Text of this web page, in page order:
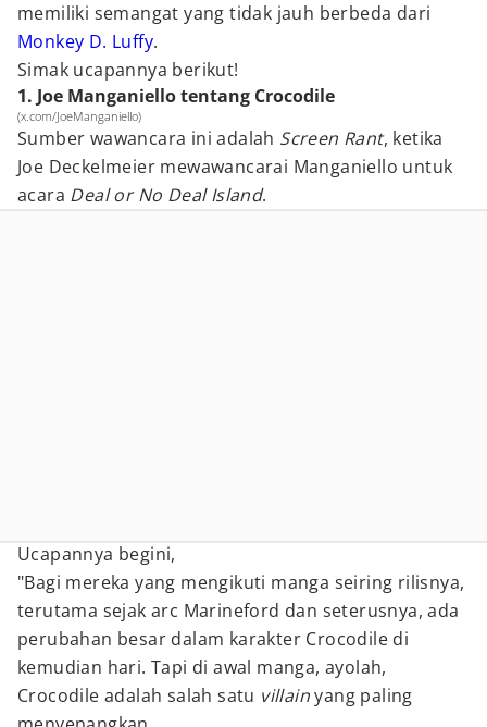
memiliki semangat yang tidak jauh berbeda dari
Monkey D. Luffy.
Simak ucapannya berikut!
1. Joe Manganiello tentang Crocodile
(x.com/JoeManganiello)
Sumber wawancara ini adalah Screen Rant, ketika
Joe Deckelmeier mewawancarai Manganiello untuk
acara Deal or No Deal Island.
Ucapannya begini,
"Bagi mereka yang mengikuti manga seiring rilisnya,
terutama sejak arc Marineford dan seterusnya, ada
perubahan besar dalam karakter Crocodile di
kemudian hari. Tapi di awal manga, ayolah,
Crocodile adalah salah satu villainyang paling